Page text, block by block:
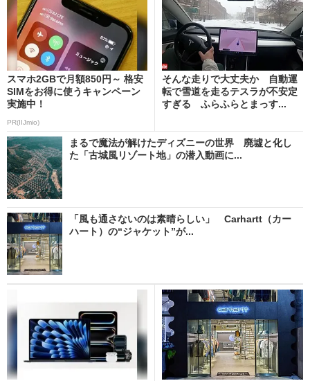
スマホ2GBで月額850円～ 格安
SIMをお得に使うキャンペーン
実施中！
PR(IIJmio)
そんな走りで大丈夫か 自動運
転で雪道を走るテスラが不安定
すぎる ふらふらとまっす...
まるで魔法が解けたディズニーの世界 廃墟と化し
た「古城風リゾート地」の潜入動画に...
「風も通さないのは素晴らしい」 Carhartt（カー
ハート）の“ジャケット”が...